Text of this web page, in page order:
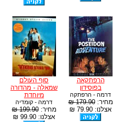
הרפתקאה
בפוסידון
דרמה - הרפתקה
מחיר:179.90 ₪
אצלנו: 79.90 ₪
סוף העולם
שמאלה - מהדורה
מיוחדת
דרמה - קומדיה
מחיר:199.90 ₪
אצלנו: 99.90 ₪